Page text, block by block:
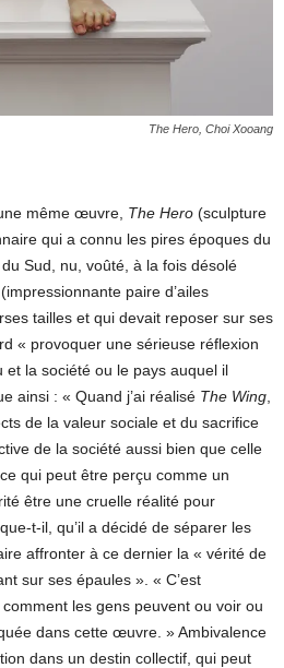
The Hero, Choi Xooang
même œuvre, The Hero (sculpture
qui a connu les pires époques du
Sud, nu, voûté, à la fois désolé
(impressionnante paire d’ailes
tailles et qui devait reposer sur ses
« provoquer une sérieuse réflexion
et la société ou le pays auquel il
ainsi : « Quand j’ai réalisé The Wing
de la valeur sociale et du sacrifice
de la société aussi bien que celle
qui peut être perçu comme un
être une cruelle réalité pour
t-il, qu’il a décidé de séparer les
affronter à ce dernier la « vérité de
sur ses épaules ». « C’est
les gens peuvent ou voir ou
dans cette œuvre. » Ambivalence
dans un destin collectif, qui peut